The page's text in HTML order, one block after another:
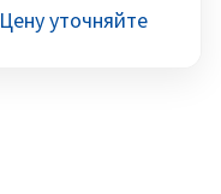
Цену уточняйте